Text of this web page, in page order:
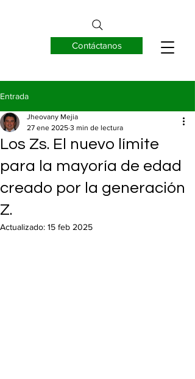
EUREKNOW S.A.
Contáctanos
Entrada
Los Zs. El nuevo límite
para la mayoría de edad
creado por la generación
Z.
Jheovany Mejia
27 ene 2025 3 min de lectura
Actualizado: 15 feb 2025